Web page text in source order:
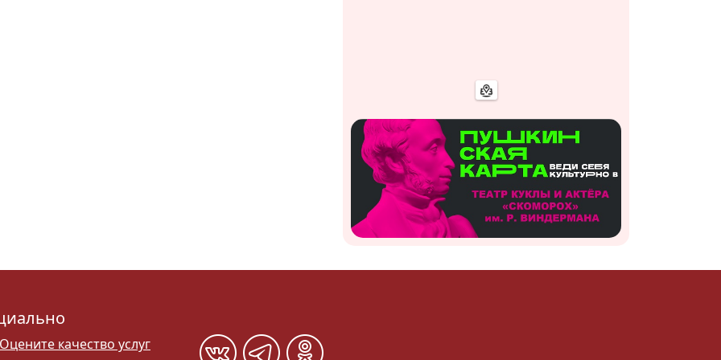
Оцените качество услуг